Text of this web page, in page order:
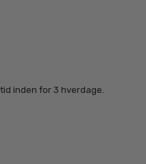
inden for 3 hverdage.